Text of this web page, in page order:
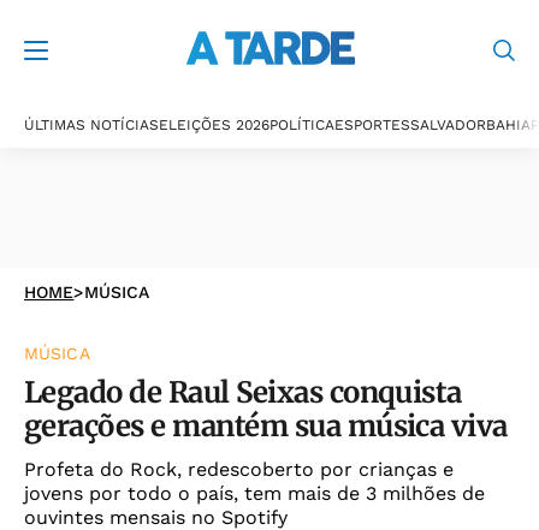
ÚLTIMAS NOTÍCIASELEIÇÕES 2026POLÍTICAESPORTESSALVADORBAHIA
HOME>MÚSICA
MÚSICA
Legado de Raul Seixas conquista
gerações e mantém sua música viva
Profeta do Rock, redescoberto por crianças e
jovens por todo o país, tem mais de 3 milhões de
ouvintes mensais no Spotify